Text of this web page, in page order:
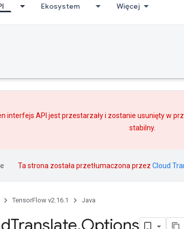
Ekosystem Więcej
interfejs API jest przestarzały i zostanie usunięty w
stabilny.
Ta strona została przetłumaczona przez Cloud
TensorFlow v2.16.1 Java
Translate.Options